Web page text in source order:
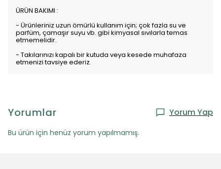
ÜRÜN BAKIMI :
- Ürünleriniz uzun ömürlü kullanım için; çok fazla su ve
parfüm, çamaşır suyu vb. gibi kimyasal sıvılarla temas
etmemelidir.
- Takılarınızı kapalı bir kutuda veya kesede muhafaza
etmenizi tavsiye ederiz.
Yorumlar Yorum Yap
Bu ürün için henüz yorum yapılmamış.